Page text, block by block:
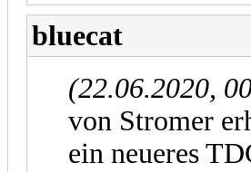
bluecat
(22.06.2020,
von Stromer
ein neueres